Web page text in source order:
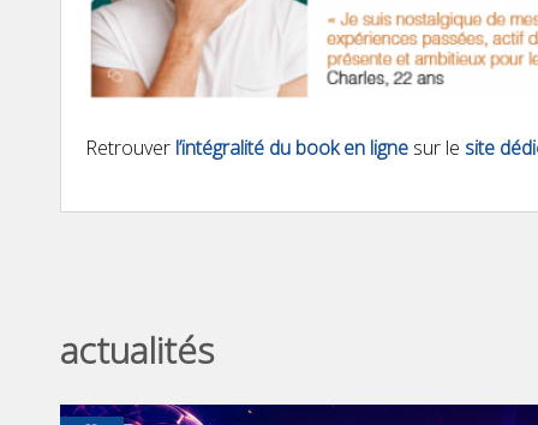
Retrouver l’intégralité du book en ligne sur le site
actualités